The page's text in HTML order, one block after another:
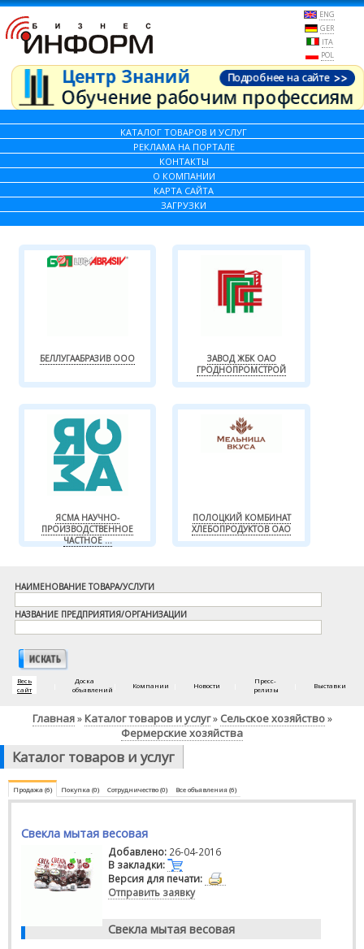
ENG
GER
ITA
POL
КАТАЛОГ ТОВАРОВ И УСЛУГ
РЕКЛАМА НА ПОРТАЛЕ
КОНТАКТЫ
О КОМПАНИИ
КАРТА САЙТА
ЗАГРУЗКИ
БЕЛЛУГААБРАЗИВ ООО
ЗАВОД ЖБК ОАО
ГРОДНОПРОМСТРОЙ
ЯСМА НАУЧНО-
ПРОИЗВОДСТВЕННОЕ
ЧАСТНОЕ ...
ПОЛОЦКИЙ КОМБИНАТ
ХЛЕБОПРОДУКТОВ ОАО
НАИМЕНОВАНИЕ ТОВАРА/УСЛУГИ
НАЗВАНИЕ ПРЕДПРИЯТИЯ/ОРГАНИЗАЦИИ
Весь
сайт
Доска
объявлений
Компании Новости
Пресс-
релизы
Выставки
Главная» Каталог товаров и услуг» Сельское хозяйство»
Фермерские хозяйства
Каталог товаров и услуг
Продажа (6) Покупка (0) Сотрудничество (0) Все объявления (6)
Свекла мытая весовая
Добавлено: 26-04-2016
В закладки:
Версия для печати:
Отправить заявку
Свекла мытая весовая